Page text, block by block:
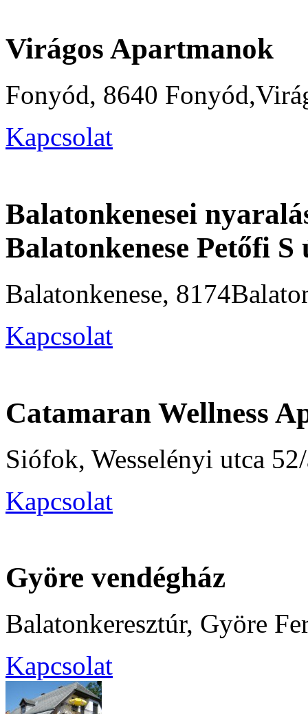
Virágos Apartmanok
Fonyód, 8640
Kapcsolat
Balatonkenesei
Balatonkenese Petőfi S
Balatonkenese,
Kapcsolat
Catamaran Wellness
Siófok, Wesselényi utca
Kapcsolat
Györe vendégház
Balatonkeresztúr, Györe
Kapcsolat